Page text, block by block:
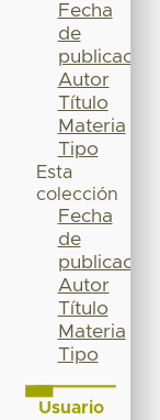
Fecha
de
publicación
Autor
Título
Materia
Tipo
Esta
colección
Fecha
de
publicación
Autor
Título
Materia
Tipo
Usuario